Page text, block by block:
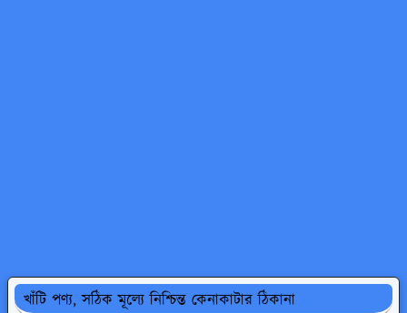
খাঁটি পণ্য, সঠিক মূল্যে নিশ্চিন্ত কেনাকাটার ঠিকানা